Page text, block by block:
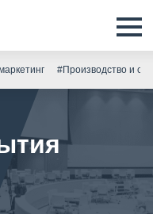
#Производство и